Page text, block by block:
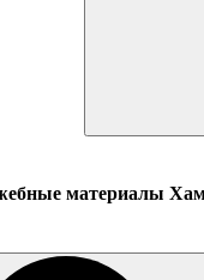
материалы